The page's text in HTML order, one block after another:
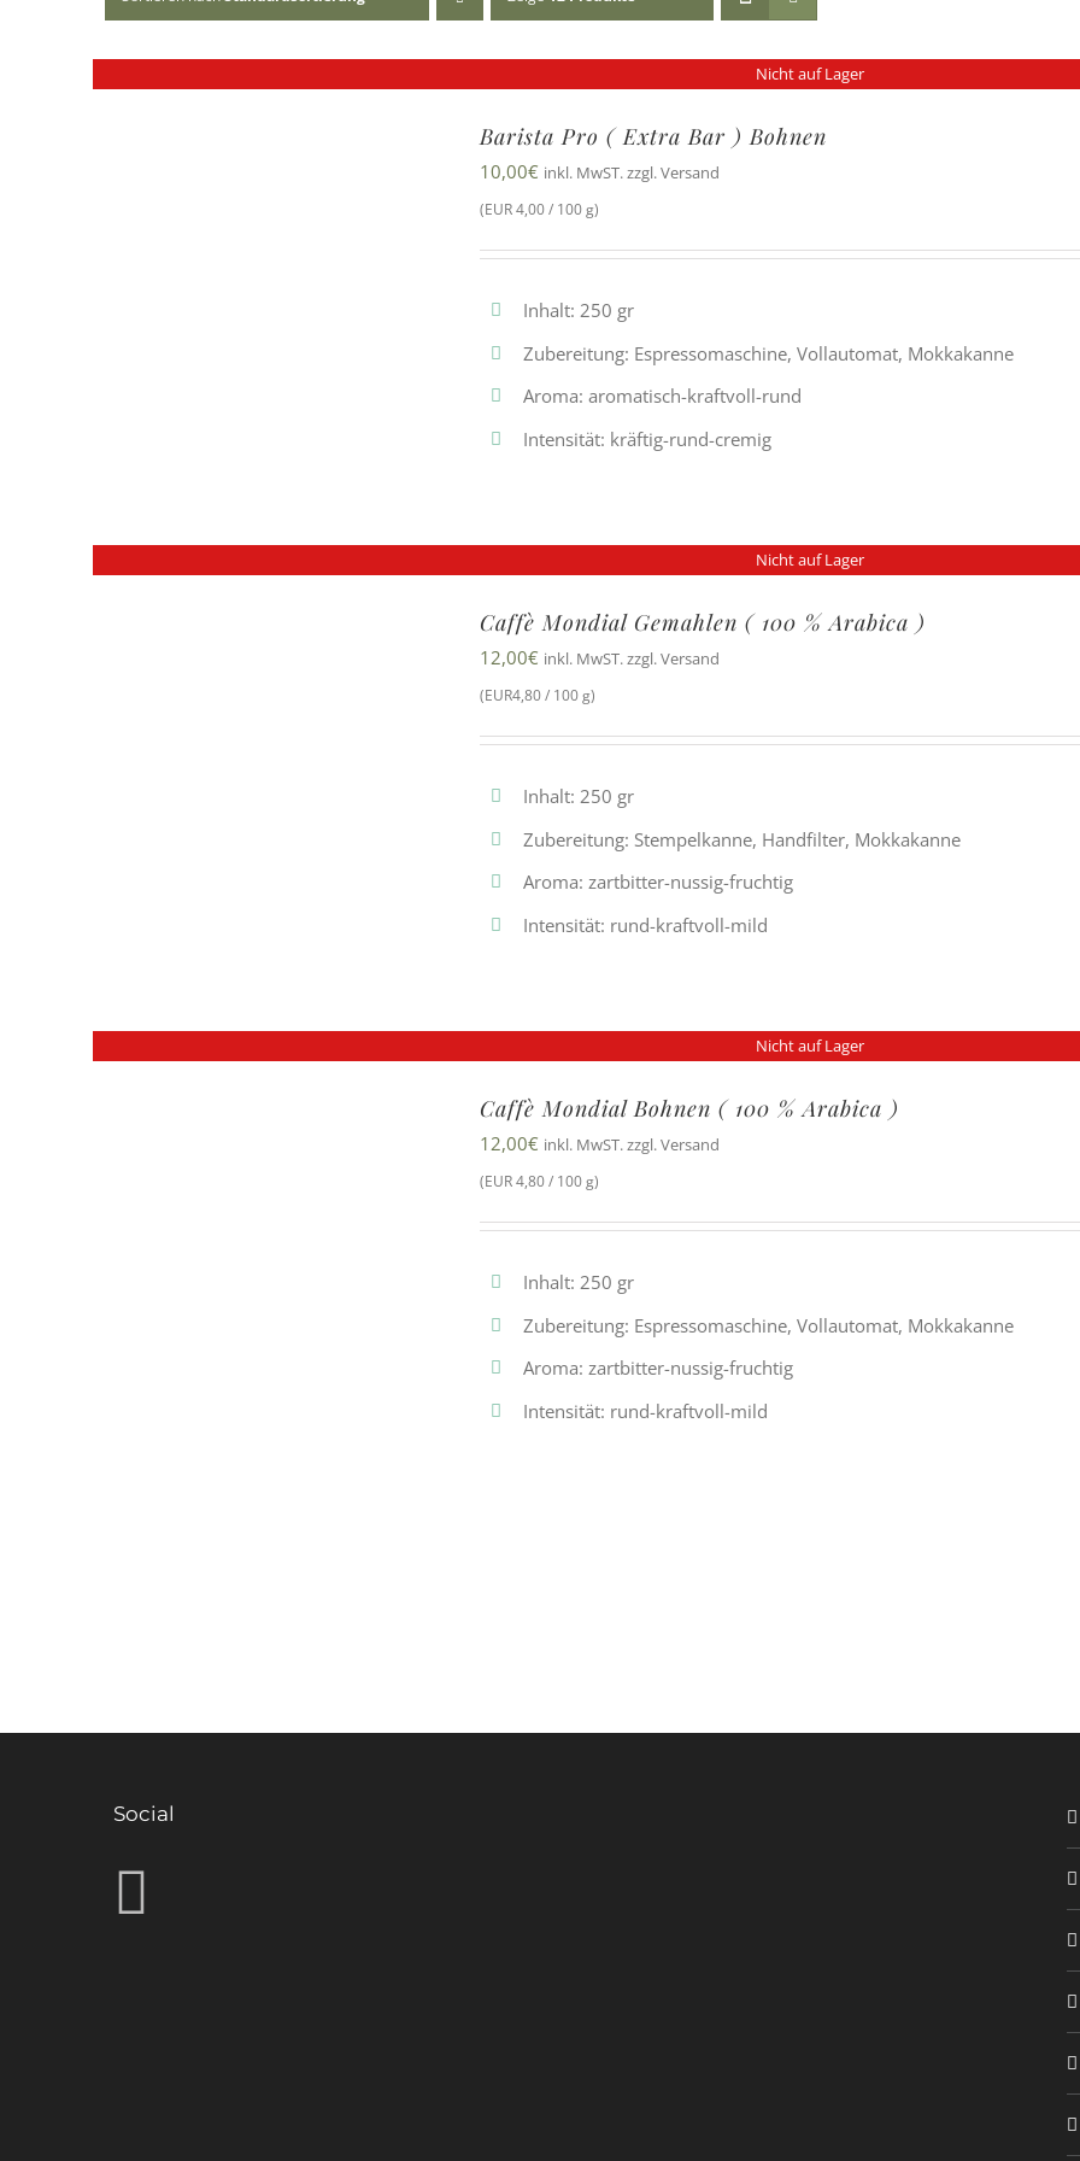
Nicht auf Lager
Barista Pro ( Extra Bar ) Bohnen
10,00€ inkl. MwST. zzgl. Versand
(EUR 4,00 / 100 g)
Inhalt: 250 gr
Zubereitung: Espressomaschine, Vollautomat, Mokkakanne
Aroma: aromatisch-kraftvoll-rund
Intensität: kräftig-rund-cremig
Nicht auf Lager
Caffè Mondial Gemahlen ( 100 % Arabica )
12,00€ inkl. MwST. zzgl. Versand
(EUR4,80 / 100 g)
Inhalt: 250 gr
Zubereitung: Stempelkanne, Handfilter, Mokkakanne
Aroma: zartbitter-nussig-fruchtig
Intensität: rund-kraftvoll-mild
Nicht auf Lager
Caffè Mondial Bohnen ( 100 % Arabica )
12,00€ inkl. MwST. zzgl. Versand
(EUR 4,80 / 100 g)
Inhalt: 250 gr
Zubereitung: Espressomaschine, Vollautomat, Mokkakanne
Aroma: zartbitter-nussig-fruchtig
Intensität: rund-kraftvoll-mild
Social